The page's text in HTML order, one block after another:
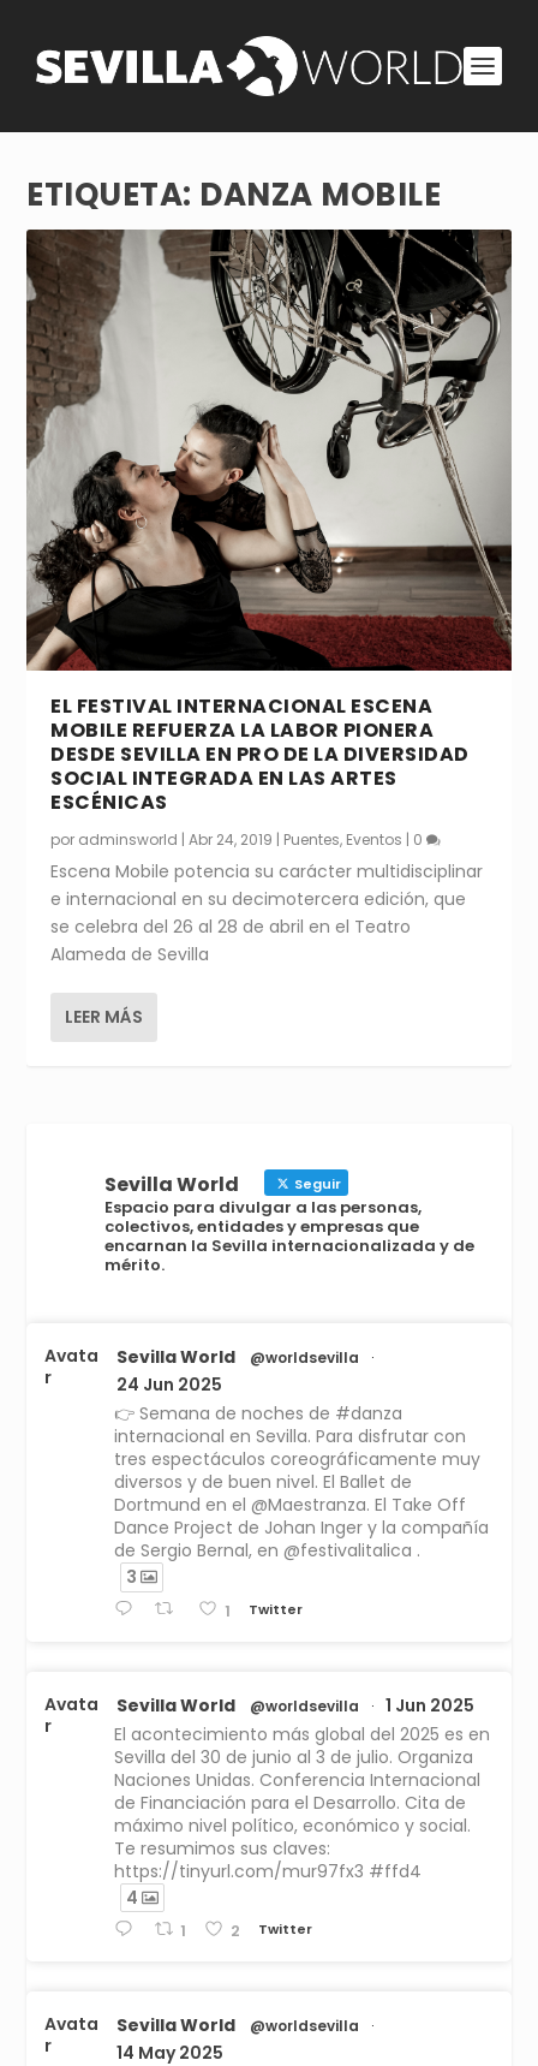
ETIQUETA: DANZA MOBILE
EL FESTIVAL INTERNACIONAL ESCENA
MOBILE REFUERZA LA LABOR PIONERA
DESDE SEVILLA EN PRO DE LA DIVERSIDAD
SOCIAL INTEGRADA EN LAS ARTES
ESCÉNICAS
por adminsworld |Abr 24, 2019 | Puentes, Eventos | 0
Escena Mobile potencia su carácter multidisciplinar
e internacional en su decimotercera edición, que
se celebra del 26 al 28 de abril en el Teatro
Alameda de Sevilla
LEER MÁS
Sevilla World Seguir
Espacio para divulgar a las personas,
colectivos, entidades y empresas que
encarnan la Sevilla internacionalizada y de
mérito.
Avata
r
Sevilla World @worldsevilla ·
24 Jun 2025
👉 Semana de noches de #danza
internacional en Sevilla. Para disfrutar con
tres espectáculos coreográficamente muy
diversos y de buen nivel. El Ballet de
Dortmund en el @Maestranza. El Take Off
Dance Project de Johan Inger y la compañía
de Sergio Bernal, en @festivalitalica .
3
1 Twitter
Avata
r
Sevilla World @worldsevilla ·
1 Jun 2025
El acontecimiento más global del 2025 es en
Sevilla del 30 de junio al 3 de julio. Organiza
Naciones Unidas. Conferencia Internacional
de Financiación para el Desarrollo. Cita de
máximo nivel político, económico y social.
Te resumimos sus claves:
https://tinyurl.com/mur97fx3 #ffd4
4
1 2 Twitter
Avata
r
Sevilla World @worldsevilla ·
14 May 2025